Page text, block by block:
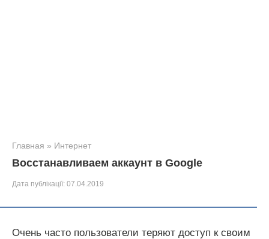
Главная » Интернет
Восстанавливаем аккаунт в Google
Дата публікації: 07.04.2019
Очень часто пользователи теряют доступ к своим